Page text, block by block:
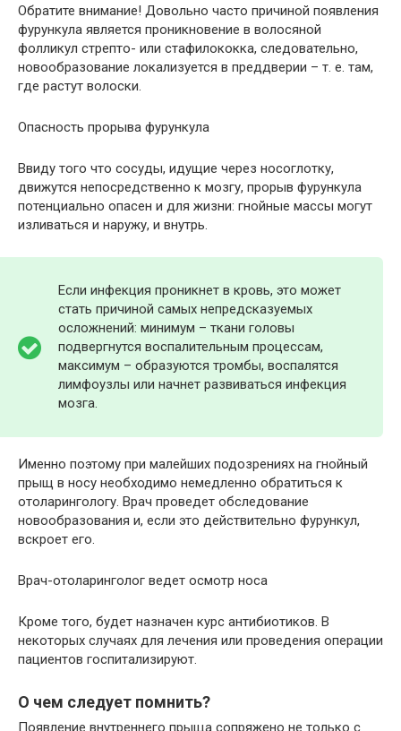
Обратите внимание! Довольно часто причиной появления
фурункула является проникновение в волосяной
фолликул стрепто- или стафилококка, следовательно,
новообразование локализуется в преддверии – т. е. там,
где растут волоски.
Опасность прорыва фурункула
Ввиду того что сосуды, идущие через носоглотку,
движутся непосредственно к мозгу, прорыв фурункула
потенциально опасен и для жизни: гнойные массы могут
изливаться и наружу, и внутрь.
Если инфекция проникнет в кровь, это может
стать причиной самых непредсказуемых
осложнений: минимум – ткани головы
подвергнутся воспалительным процессам,
максимум – образуются тромбы, воспалятся
лимфоузлы или начнет развиваться инфекция
мозга.
Именно поэтому при малейших подозрениях на гнойный
прыщ в носу необходимо немедленно обратиться к
отоларингологу. Врач проведет обследование
новообразования и, если это действительно фурункул,
вскроет его.
Врач-отоларинголог ведет осмотр носа
Кроме того, будет назначен курс антибиотиков. В
некоторых случаях для лечения или проведения операции
пациентов госпитализируют.
О чем следует помнить?
Появление внутреннего прыща сопряжено не только с